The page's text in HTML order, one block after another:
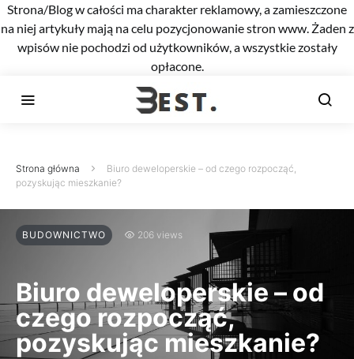
Strona/Blog w całości ma charakter reklamowy, a zamieszczone
na niej artykuły mają na celu pozycjonowanie stron www. Żaden z
wpisów nie pochodzi od użytkowników, a wszystkie zostały
opłacone.
Strona główna
Biuro deweloperskie – od czego rozpocząć,
pozyskując mieszkanie?
BUDOWNICTWO 206 views
Biuro deweloperskie – od
czego rozpocząć,
pozyskując mieszkanie?